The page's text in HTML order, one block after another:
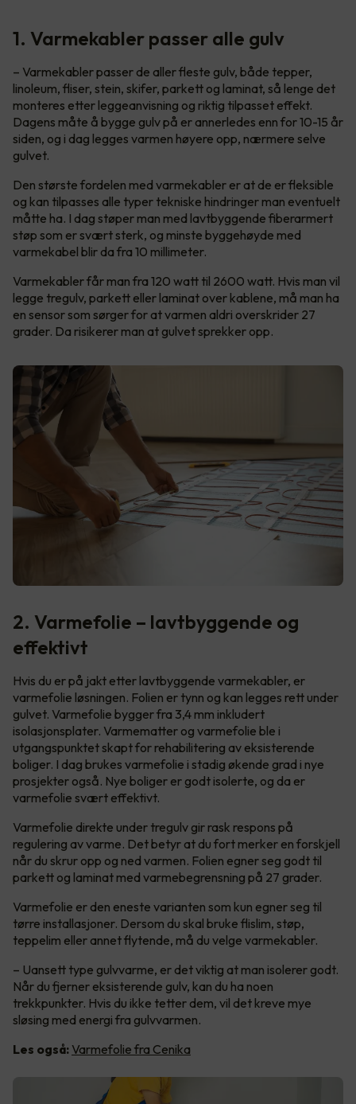
1. Varmekabler passer alle gulv
– Varmekabler passer de aller fleste gulv, både tepper,
linoleum, fliser, stein, skifer, parkett og laminat, så lenge det
monteres etter leggeanvisning og riktig tilpasset effekt.
Dagens måte å bygge gulv på er annerledes enn for 10-15 år
siden, og i dag legges varmen høyere opp, nærmere selve
gulvet.
Den største fordelen med varmekabler er at de er fleksible
og kan tilpasses alle typer tekniske hindringer man eventuelt
måtte ha. I dag støper man med lavtbyggende fiberarmert
støp som er svært sterk, og minste byggehøyde med
varmekabel blir da fra 10 millimeter.
Varmekabler får man fra 120 watt til 2600 watt. Hvis man vil
legge tregulv, parkett eller laminat over kablene, må man ha
en sensor som sørger for at varmen aldri overskrider 27
grader. Da risikerer man at gulvet sprekker opp.
2. Varmefolie – lavtbyggende og
effektivt
Hvis du er på jakt etter lavtbyggende varmekabler, er
varmefolie løsningen. Folien er tynn og kan legges rett under
gulvet. Varmefolie bygger fra 3,4 mm inkludert
isolasjonsplater. Varmematter og varmefolie ble i
utgangspunktet skapt for rehabilitering av eksisterende
boliger. I dag brukes varmefolie i stadig økende grad i nye
prosjekter også. Nye boliger er godt isolerte, og da er
varmefolie svært effektivt.
Varmefolie direkte under tregulv gir rask respons på
regulering av varme. Det betyr at du fort merker en forskjell
når du skrur opp og ned varmen. Folien egner seg godt til
parkett og laminat med varmebegrensning på 27 grader.
Varmefolie er den eneste varianten som kun egner seg til
tørre installasjoner. Dersom du skal bruke flislim, støp,
teppelim eller annet flytende, må du velge varmekabler.
– Uansett type gulvvarme, er det viktig at man isolerer godt.
Når du fjerner eksisterende gulv, kan du ha noen
trekkpunkter. Hvis du ikke tetter dem, vil det kreve mye
sløsing med energi fra gulvvarmen.
Les også: Varmefolie fra Cenika